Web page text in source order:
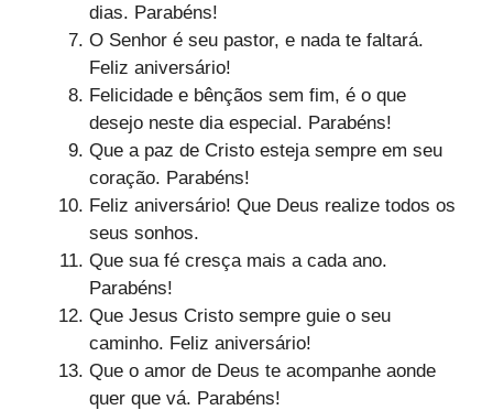
dias. Parabéns!
O Senhor é seu pastor, e nada te faltará.
Feliz aniversário!
Felicidade e bênçãos sem fim, é o que
desejo neste dia especial. Parabéns!
Que a paz de Cristo esteja sempre em seu
coração. Parabéns!
Feliz aniversário! Que Deus realize todos os
seus sonhos.
Que sua fé cresça mais a cada ano.
Parabéns!
Que Jesus Cristo sempre guie o seu
caminho. Feliz aniversário!
Que o amor de Deus te acompanhe aonde
quer que vá. Parabéns!